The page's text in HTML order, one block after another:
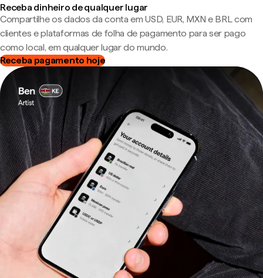
Receba dinheiro de qualquer lugar
Compartilhe os dados da conta em USD, EUR, MXN e BRL com
clientes e plataformas de folha de pagamento para ser pago
como local, em qualquer lugar do mundo.
Receba pagamento hoje